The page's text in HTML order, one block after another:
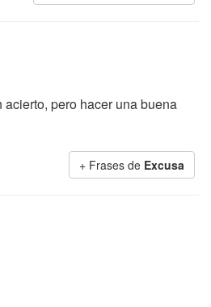
pero hacer una buena
+ Frases de Excusa